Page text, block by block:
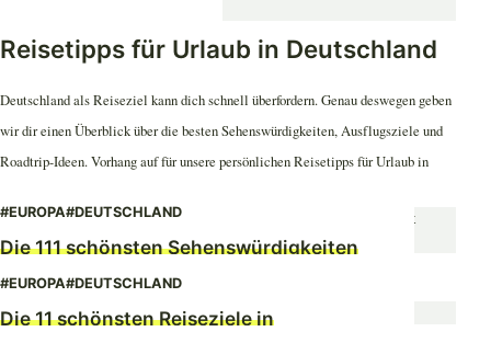
Reisetipps für Urlaub in Deutschland
Deutschland als Reiseziel kann dich schnell überfordern. Genau deswegen geben
wir dir einen Überblick über die besten Sehenswürdigkeiten, Ausflugsziele und
Roadtrip-Ideen. Vorhang auf für unsere persönlichen Reisetipps für Urlaub in
#EUROPA#DEUTSCHLAND
Die 111 schönsten Sehenswürdigkeiten
#EUROPA#DEUTSCHLAND
Die 11 schönsten Reiseziele in